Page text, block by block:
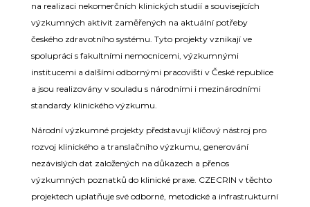
na realizaci nekomerčních klinických studií a souvisejících
výzkumných aktivit zaměřených na aktuální potřeby
českého zdravotního systému. Tyto projekty vznikají ve
spolupráci s fakultními nemocnicemi, výzkumnými
institucemi a dalšími odbornými pracovišti v České republice
a jsou realizovány v souladu s národními i mezinárodními
standardy klinického výzkumu.
Národní výzkumné projekty představují klíčový nástroj pro
rozvoj klinického a translačního výzkumu, generování
nezávislých dat založených na důkazech a přenos
výzkumných poznatků do klinické praxe. CZECRIN v těchto
projektech uplatňuje své odborné, metodické a infrastrukturní